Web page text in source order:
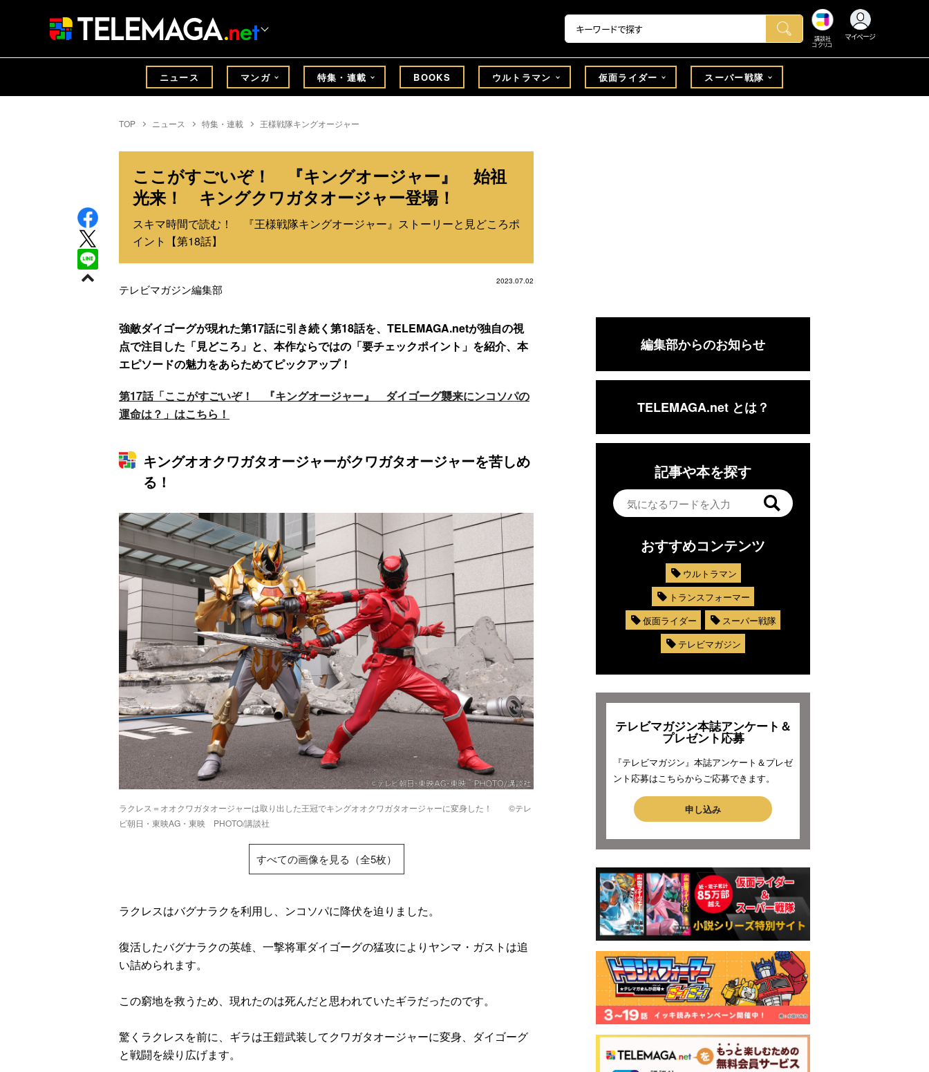
講談社
コクリコ
マイページ
ニュース マンガ 特集・連載 BOOKS ウルトラマン 仮面ライダー スーパー戦隊
TOP ニュース 特集・連載 王様戦隊キングオージャー
ここがすごいぞ！ 『キングオージャー』 始祖
光来！ キングクワガタオージャー登場！
スキマ時間で読む！ 『王様戦隊キングオージャー』ストーリーと見どころポ
イント【第18話】
2023.07.02
テレビマガジン編集部
強敵ダイゴーグが現れた第17話に引き続く第18話を、TELEMAGA.netが独自の視
点で注目した「見どころ」と、本作ならではの「要チェックポイント」を紹介、本
エピソードの魅力をあらためてピックアップ！
第17話「ここがすごいぞ！ 『キングオージャー』 ダイゴーグ襲来にンコソパの
運命は？」はこちら！
キングオオクワガタオージャーがクワガタオージャーを苦しめ
る！
ラクレス＝オオクワガタオージャーは取り出した王冠でキングオオクワガタオージャーに変身した！ ©テレ
ビ朝日・東映AG・東映 PHOTO/講談社
すべての画像を見る（全5枚）
ラクレスはバグナラクを利用し、ンコソパに降伏を迫りました。
復活したバグナラクの英雄、一撃将軍ダイゴーグの猛攻によりヤンマ・ガストは追
い詰められます。
この窮地を救うため、現れたのは死んだと思われていたギラだったのです。
驚くラクレスを前に、ギラは王鎧武装してクワガタオージャーに変身、ダイゴーグ
と戦闘を繰り広げます。
編集部からのお知らせ
TELEMAGA.net とは？
記事や本を探す
おすすめコンテンツ
ウルトラマン
トランスフォーマー
仮面ライダー
スーパー戦隊
テレビマガジン
テレビマガジン本誌アンケート＆
プレゼント応募
『テレビマガジン』本誌アンケート＆プレゼ
ント応募はこちらからご応募できます。
申し込み